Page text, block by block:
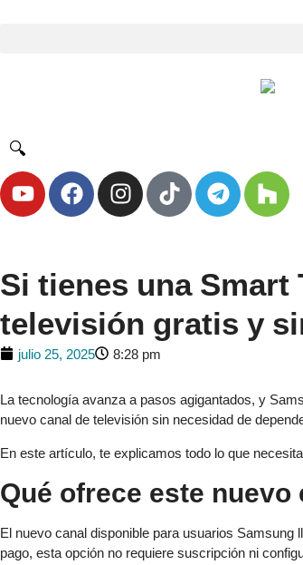
🔍
Si tienes una Smart
televisión gratis y
julio 25, 2025 8:28 pm
La tecnología avanza a pasos agigantados, y
nuevo canal de televisión sin necesidad de
En este artículo, te explicamos todo lo que
Qué ofrece este nuevo
El nuevo canal disponible para usuarios Samsung
pago, esta opción no requiere suscripción ni